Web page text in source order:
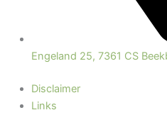
Engeland 25, 7361 CS
Disclaimer
Links